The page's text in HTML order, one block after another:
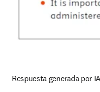
Respuesta generada por